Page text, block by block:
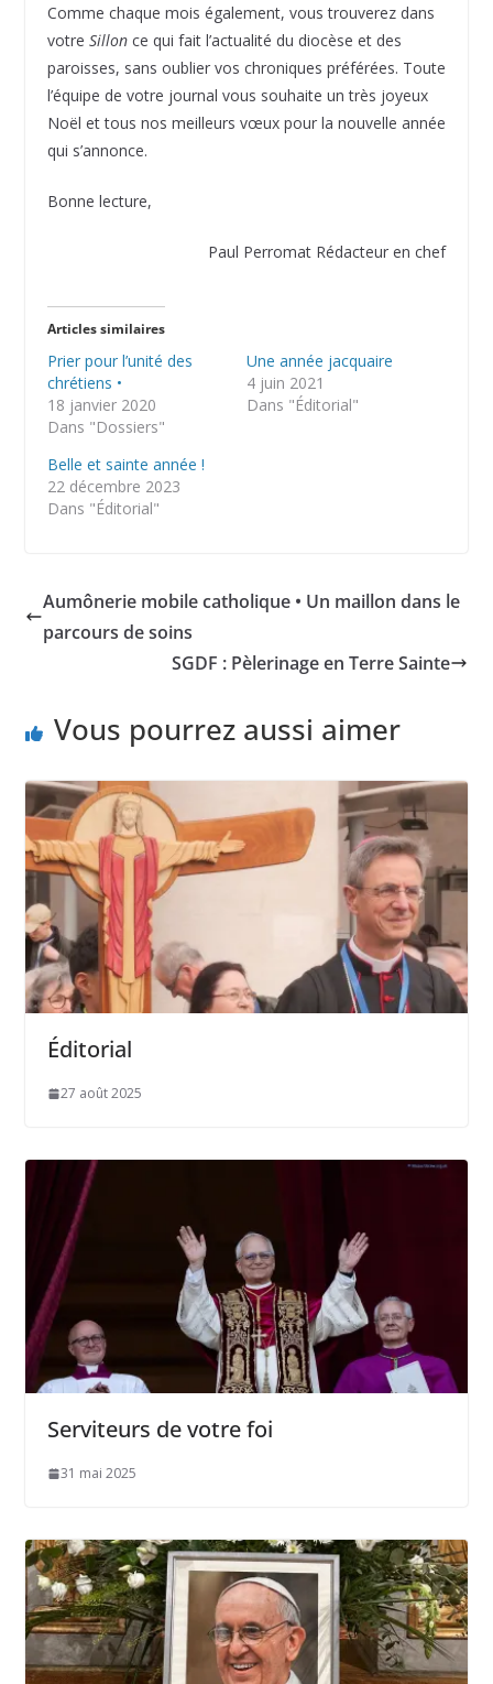
Comme chaque mois également, vous trouverez dans
votre Sillonce qui fait l’actualité du diocèse et des
paroisses, sans oublier vos chroniques préférées. Toute
l’équipe de votre journal vous souhaite un très joyeux
Noël et tous nos meilleurs vœux pour la nouvelle année
qui s’annonce.
Bonne lecture,
Paul Perromat Rédacteur en chef
Articles similaires
Prier pour l’unité des
chrétiens •
18 janvier 2020
Dans "Dossiers"
Une année jacquaire
4 juin 2021
Dans "Éditorial"
Belle et sainte année !
22 décembre 2023
Dans "Éditorial"
Aumônerie mobile catholique • Un maillon dans le
parcours de soins
SGDF : Pèlerinage en Terre Sainte
Vous pourrez aussi aimer
Éditorial
27 août 2025
Serviteurs de votre foi
31 mai 2025